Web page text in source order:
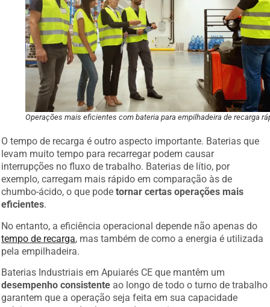
Operações mais eficientes com bateria para empilhadeira de recarga
O tempo de recarga é outro aspecto importante. Baterias que
levam muito tempo para recarregar podem causar
interrupções no fluxo de trabalho. Baterias de lítio, por
exemplo, carregam mais rápido em comparação às de
chumbo-ácido, o que podetornar certas operações mais
eficientes
No entanto, a eficiência operacional depende não apenas do
tempo de recarga
, mas também de como a energia é utilizada
pela empilhadeira.
Baterias Industriais em Apuiarés CE que mantêm um
desempenho consistente ao longo de todo o turno de trabalho
garantem que a operação seja feita em sua capacidade